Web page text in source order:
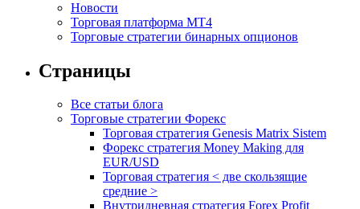
Новости
Торговая платформа МТ4
Торговые стратегии бинарных опционов
Страницы
Все статьи блога
Торговые стратегии Форекс
Торговая стратегия Genesis Matrix Sistem
Форекс стратегия Money Making для
EUR/USD
Торговая стратегия < две скользящие
средние >
Внутридневная стратегия Forex Profit